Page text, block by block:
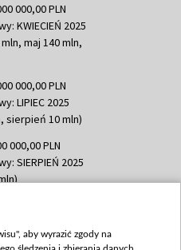
000,00 PLN
KWIECIEŃ 2025
maj 140 mln,
000,00 PLN
LIPIEC 2025
sierpień 10 mln)
000,00 PLN
SIERPIEŃ 2025
051,21 PLN
październik 350
aby wyrazić zgody na